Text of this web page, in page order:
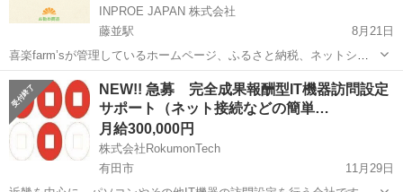
INPROE JAPAN 株式会社
藤並駅
8月21日
喜楽farm’sが管理しているホームページ、ふるさと納税、ネットショ
ップなどのサイトやAmebaブログの更新作業をしてもらいます。 慣れ
れば、自宅で可能で勤務時間も自由。 ブログの更新や公式ラインのお
知らせは週一で配信をお願...
和歌山 有田郡 藤並駅 その他 みかん
NEW!! 急募 完全成果報酬型IT機器訪問設定
サポート（ネット接続などの簡単…
月給300,000円
株式会社RokumonTech
有田市
11月29日